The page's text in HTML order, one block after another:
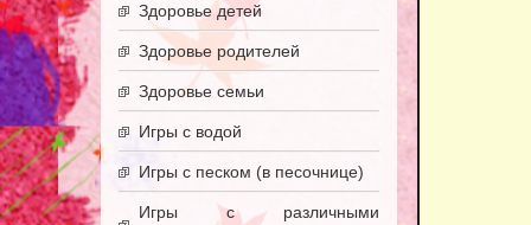
Здоровье детей
Здоровье родителей
Здоровье семьи
Игры с водой
Игры с песком (в песочнице)
Игры с различными